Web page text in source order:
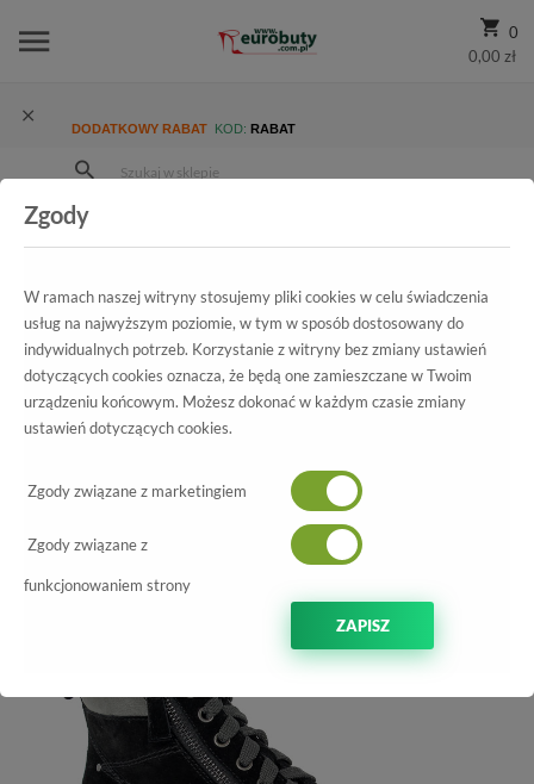
0
0,00 zł
DODATKOWY RABAT KOD: RABAT
Damskie
Trzewiki I Botki
Wszystkie produkty
8-25207-29 001 Black
Zgody
W ramach naszej witryny stosujemy pliki cookies w celu świadczenia
usług na najwyższym poziomie, w tym w sposób dostosowany do
indywidualnych potrzeb. Korzystanie z witryny bez zmiany ustawień
dotyczących cookies oznacza, że będą one zamieszczane w Twoim
urządzeniu końcowym. Możesz dokonać w każdym czasie zmiany
ustawień dotyczących cookies.
Zgody związane z marketingiem
Zgody związane z
funkcjonowaniem strony
ZAPISZ